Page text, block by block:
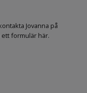
Jovanna på
ett formulär här.